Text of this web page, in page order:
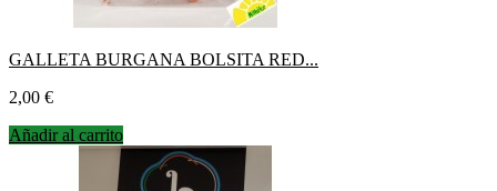
GALLETA BURGANA BOLSITA RED...
Precio
2,00 €
Añadir al carrito